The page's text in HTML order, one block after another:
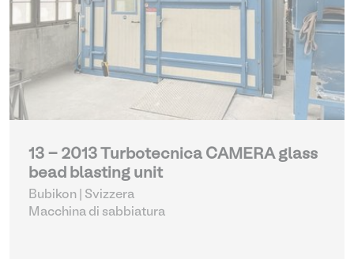
13 - 2013 Turbotecnica CAMERA glass
bead blasting unit
Bubikon | Svizzera
Macchina di sabbiatura